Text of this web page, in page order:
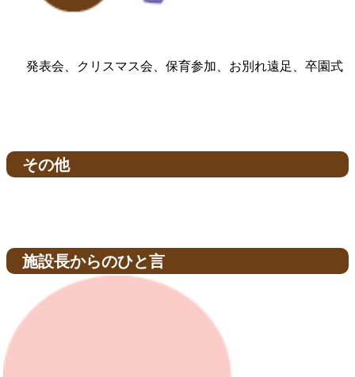
発表会、クリスマス会、保育参加、お別れ遠足、卒園式
その他
施設長からのひと言